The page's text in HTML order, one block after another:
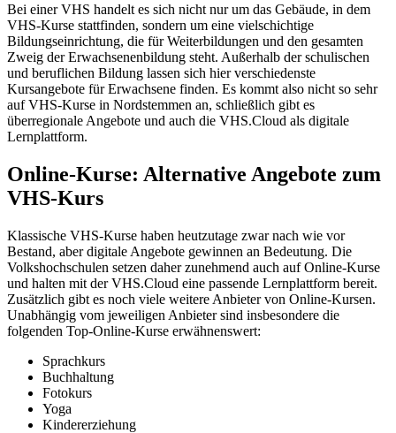
Bei einer VHS handelt es sich nicht nur um das Gebäude, in dem
VHS-Kurse stattfinden, sondern um eine vielschichtige
Bildungseinrichtung, die für Weiterbildungen und den gesamten
Zweig der Erwachsenenbildung steht. Außerhalb der schulischen
und beruflichen Bildung lassen sich hier verschiedenste
Kursangebote für Erwachsene finden. Es kommt also nicht so sehr
auf VHS-Kurse in Nordstemmen an, schließlich gibt es
überregionale Angebote und auch die VHS.Cloud als digitale
Lernplattform.
Online-Kurse: Alternative Angebote zum
VHS-Kurs
Klassische VHS-Kurse haben heutzutage zwar nach wie vor
Bestand, aber digitale Angebote gewinnen an Bedeutung. Die
Volkshochschulen setzen daher zunehmend auch auf Online-Kurse
und halten mit der VHS.Cloud eine passende Lernplattform bereit.
Zusätzlich gibt es noch viele weitere Anbieter von Online-Kursen.
Unabhängig vom jeweiligen Anbieter sind insbesondere die
folgenden Top-Online-Kurse erwähnenswert:
Sprachkurs
Buchhaltung
Fotokurs
Yoga
Kindererziehung